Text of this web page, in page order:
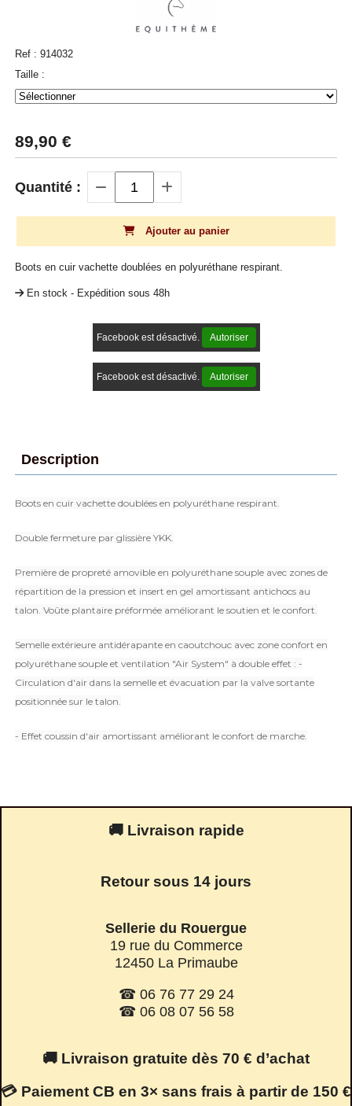
Ref : 914032
Taille :
89,90 €
Quantité :
Ajouter au panier
Boots en cuir vachette doublées en polyuréthane respirant.
En stock - Expédition sous 48h
Facebook est désactivé. Autoriser
Facebook est désactivé. Autoriser
Description
Boots en cuir vachette doublées en polyuréthane respirant.
Double fermeture par glissière YKK.
Première de propreté amovible en polyuréthane souple avec zones de
répartition de la pression et insert en gel amortissant antichocs au
talon. Voûte plantaire préformée améliorant le soutien et le confort.
Semelle extérieure antidérapante en caoutchouc avec zone confort en
polyuréthane souple et ventilation "Air System" à double effet : -
Circulation d'air dans la semelle et évacuation par la valve sortante
positionnée sur le talon.
- Effet coussin d'air amortissant améliorant le confort de marche.
🚚 Livraison rapide
Retour sous 14 jours
Sellerie du Rouergue
19 rue du Commerce
12450 La Primaube
☎ 06 76 77 29 24
☎ 06 08 07 56 58
🚚 Livraison gratuite dès 70 € d’achat
💳 Paiement CB en 3× sans frais à partir de 150 €